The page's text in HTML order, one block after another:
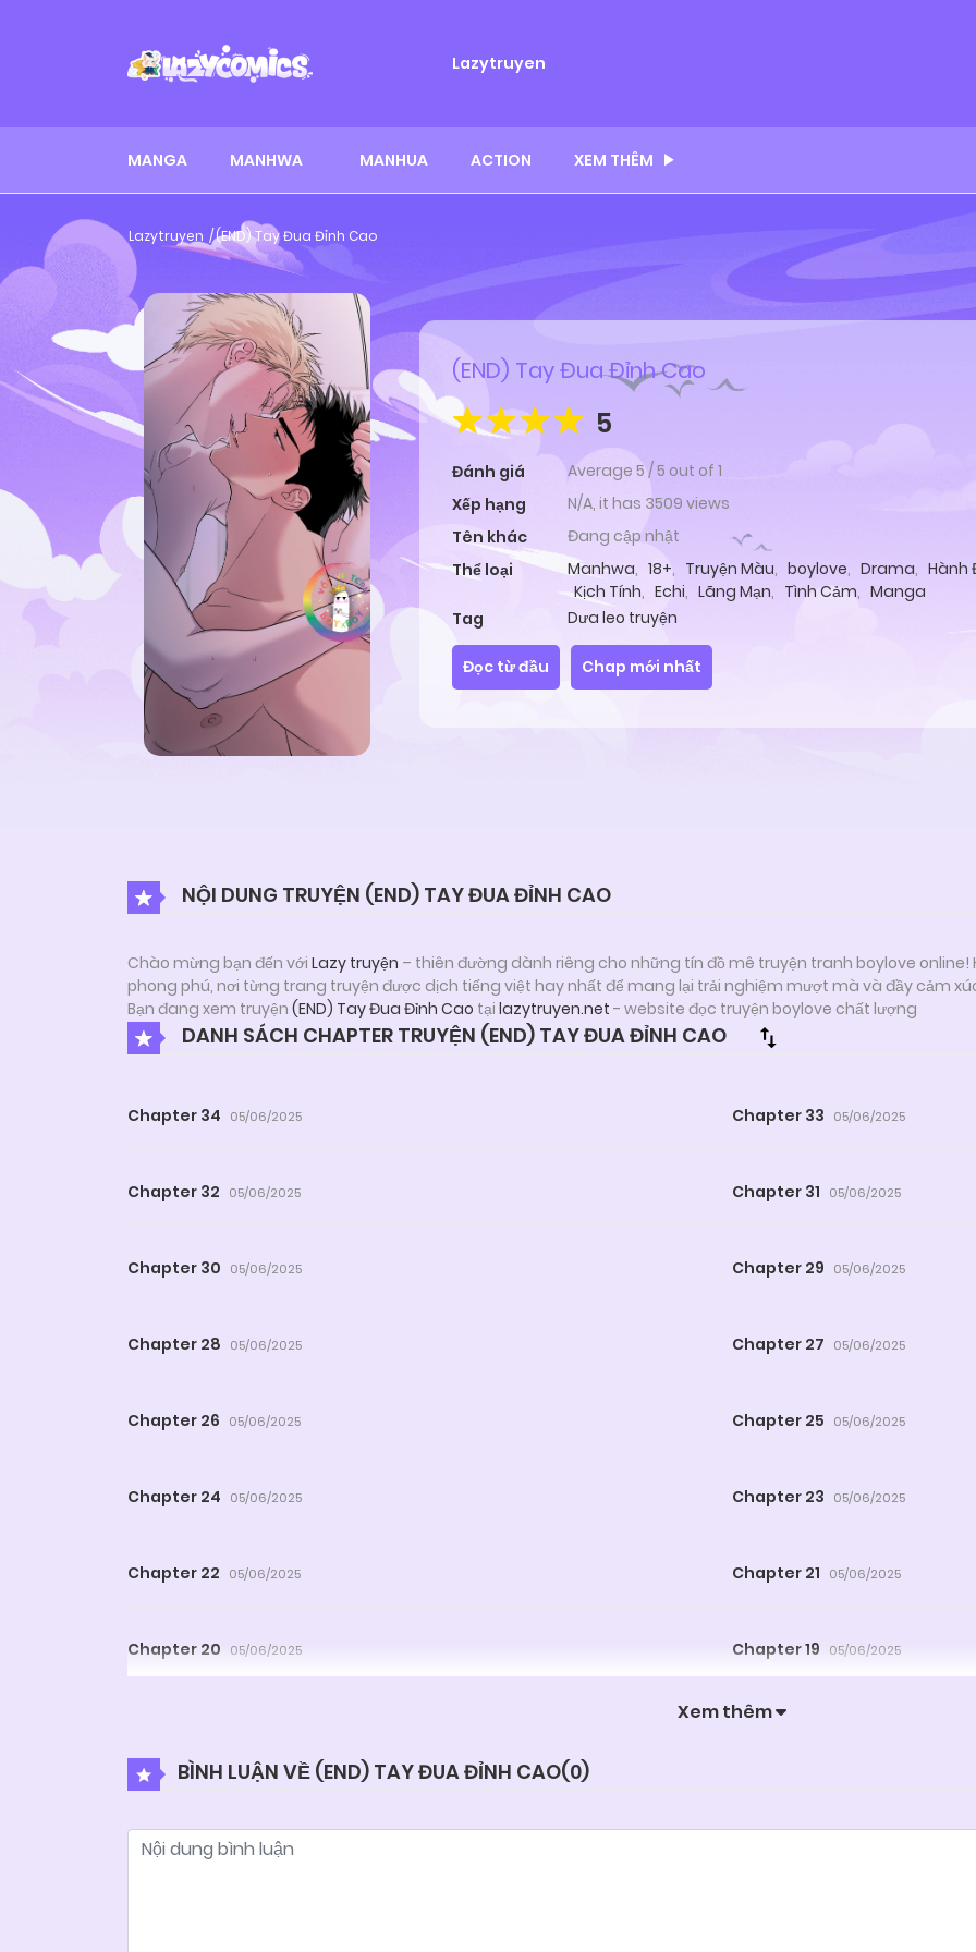
Lazytruyen
MANGA MANHWA MANHUA ACTION XEM THÊM
Lazytruyen (END) Tay Đua Đỉnh Cao
(END) Tay Đua Đỉnh Cao
5
Đánh giá Average 5/5 out of 1
Xếp hạng
N/A, it has 3509 views
Tên khác
Đang cập nhật
Thể loại
Manhwa, 18+, Truyện Màu, boylove, Drama, Hành
Kịch Tính, Echi, Lãng Mạn, Tình Cảm, Manga
Tag
Dưa leo truyện
Đọc từ đầu Chap mới nhất
NỘI DUNG TRUYỆN (END) TAY ĐUA ĐỈNH CAO
Chào mừng bạn đến với Lazy truyện – thiên đường dành riêng cho những tín đồ mê truyện tranh boylove
phong phú, nơi từng trang truyện được dịch tiếng việt hay nhất để mang lại trải nghiệm mượt mà và đầy cảm
Bạn đang xem truyện (END) Tay Đua Đỉnh Cao tại lazytruyen.net - website đọc truyện boylove chất lượng
DANH SÁCH CHAPTER TRUYỆN (END) TAY ĐUA ĐỈNH CAO
Chapter 34 05/06/2025 Chapter 33 05/06/2025
Chapter 32 05/06/2025 Chapter 31 05/06/2025
Chapter 30 05/06/2025 Chapter 29 05/06/2025
Chapter 28 05/06/2025 Chapter 27 05/06/2025
Chapter 26 05/06/2025 Chapter 25 05/06/2025
Chapter 24 05/06/2025 Chapter 23 05/06/2025
Chapter 22 05/06/2025 Chapter 21 05/06/2025
Chapter 20 05/06/2025 Chapter 19 05/06/2025
Xem thêm
BÌNH LUẬN VỀ (END) TAY ĐUA ĐỈNH CAO(0)